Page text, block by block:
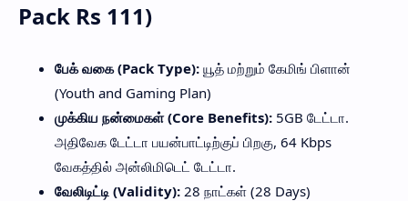
Pack Rs 111)
பேக் வகை (Pack Type): யூத் மற்றும் கேமிங் பிளான்
(Youth and Gaming Plan)
முக்கிய நன்மைகள் (Core Benefits): 5GB டேட்டா.
அதிவேக டேட்டா பயன்பாட்டிற்குப் பிறகு, 64 Kbps
வேகத்தில் அன்லிமிடெட் டேட்டா.
வேலிடிட்டி (Validity): 28 நாட்கள் (28 Days)